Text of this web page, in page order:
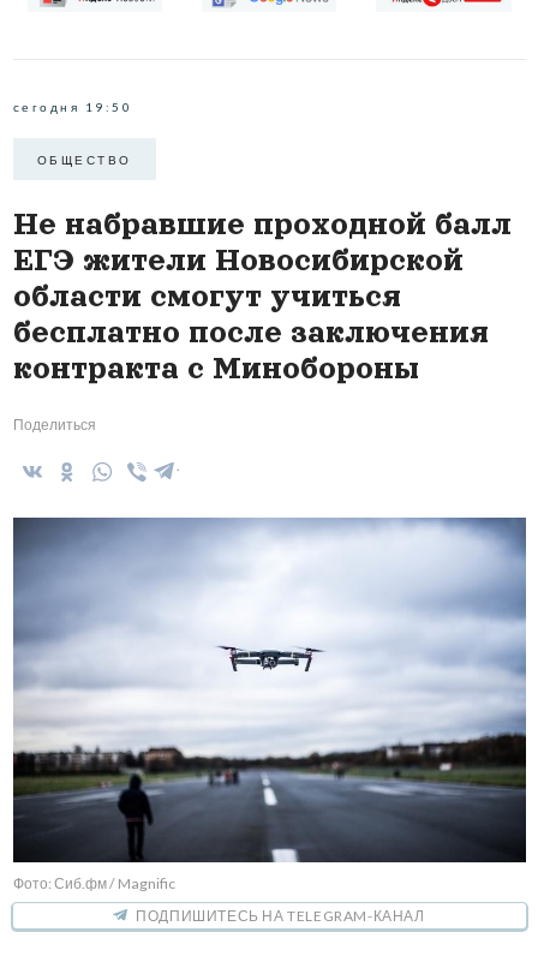
сегодня 19:50
ОБЩЕСТВО
Не набравшие проходной балл
ЕГЭ жители Новосибирской
области смогут учиться
бесплатно после заключения
контракта с Минобороны
Поделиться
Фото: Сиб.фм / Magnific
ПОДПИШИТЕСЬ НА TELEGRAM-КАНАЛ